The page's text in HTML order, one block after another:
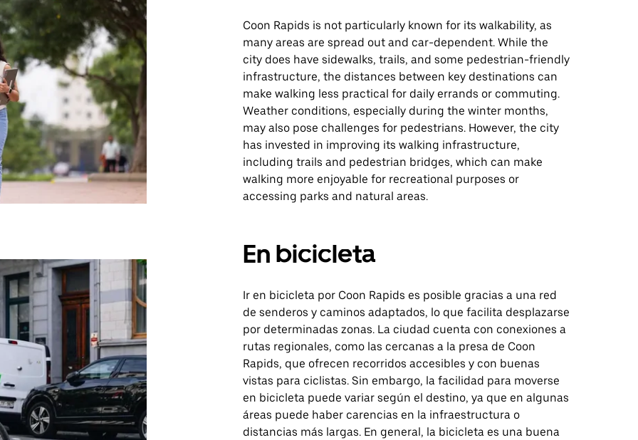
Coon Rapids is not particularly known for its walkability, as
many areas are spread out and car-dependent. While the
city does have sidewalks, trails, and some pedestrian-friendly
infrastructure, the distances between key destinations can
make walking less practical for daily errands or commuting.
Weather conditions, especially during the winter months,
may also pose challenges for pedestrians. However, the city
has invested in improving its walking infrastructure,
including trails and pedestrian bridges, which can make
walking more enjoyable for recreational purposes or
accessing parks and natural areas.
En bicicleta
Ir en bicicleta por Coon Rapids es posible gracias a una red
de senderos y caminos adaptados, lo que facilita desplazarse
por determinadas zonas. La ciudad cuenta con conexiones a
rutas regionales, como las cercanas a la presa de Coon
Rapids, que ofrecen recorridos accesibles y con buenas
vistas para ciclistas. Sin embargo, la facilidad para moverse
en bicicleta puede variar según el destino, ya que en algunas
áreas puede haber carencias en la infraestructura o
distancias más largas. En general, la bicicleta es una buena